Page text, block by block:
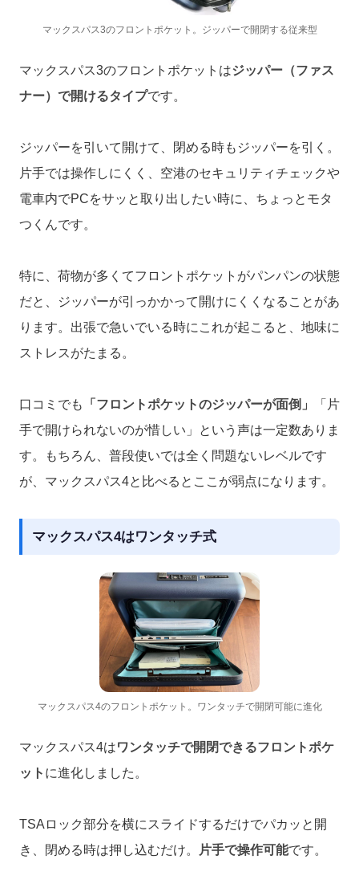
マックスパス3のフロントポケット。ジッパーで開閉する従来型
マックスパス3のフロントポケットはジッパー（ファス
ナー）で開けるタイプです。
ジッパーを引いて開けて、閉める時もジッパーを引く。
片手では操作しにくく、空港のセキュリティチェックや
電車内でPCをサッと取り出したい時に、ちょっとモタ
つくんです。
特に、荷物が多くてフロントポケットがパンパンの状態
だと、ジッパーが引っかかって開けにくくなることがあ
ります。出張で急いでいる時にこれが起こると、地味に
ストレスがたまる。
口コミでも 「フロントポケットのジッパーが面倒」
「片
手で開けられないのが惜しい」という声は一定数ありま
す。もちろん、普段使いでは全く問題ないレベルです
が、マックスパス4と比べるとここが弱点になります。
マックスパス4はワンタッチ式
マックスパス4のフロントポケット。ワンタッチで開閉可能に進化
マックスパス4はワンタッチで開閉できるフロントポケ
ット に進化しました。
TSAロック部分を横にスライドするだけでパカッと開
き、閉める時は押し込むだけ。
片手で操作可能です。